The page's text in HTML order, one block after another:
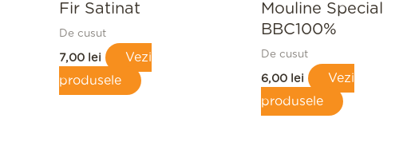
Fir Satinat
De cusut
7,00 lei
Vezi
produsele
Mouline Special
BBC100%
De cusut
6,00 lei
Vezi
produsele